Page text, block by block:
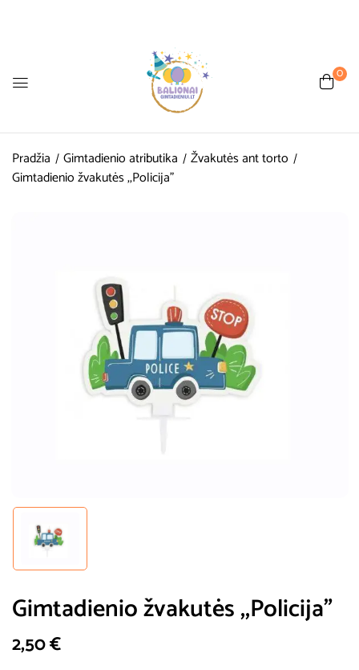
0
Pradžia Gimtadienio atributika
Žvakutės ant torto
Gimtadienio žvakutės ,,Policija”
Gimtadienio žvakutės ,,Policija”
2,50€